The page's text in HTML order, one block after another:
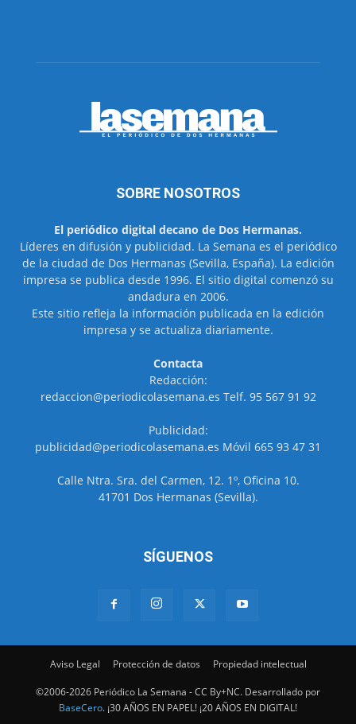
SOBRE NOSOTROS
El periódico digital decano de Dos Hermanas.
Líderes en difusión y publicidad. La Semana es el periódico
de la ciudad de Dos Hermanas (Sevilla, España). La edición
impresa se publica desde 1996. El sitio digital comenzó su
andadura en 2006.
Este sitio refleja la información publicada en la edición
impresa y se actualiza diariamente.
Contacta
Redacción:
redaccion@periodicolasemana.es Telf. 95 567 91 92
Publicidad:
publicidad@periodicolasemana.es Móvil 665 93 47 31
Calle Ntra. Sra. del Carmen, 12. 1º, Oficina 10.
41701 Dos Hermanas (Sevilla).
SÍGUENOS
Aviso Legal Protección de datos Propiedad intelectual
©2006-2026 Periódico La Semana - CC By+NC. Desarrollado por
BaseCero. ¡30 AÑOS EN PAPEL! ¡20 AÑOS EN DIGITAL!